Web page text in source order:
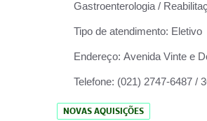
Gastroenterologia /
Tipo de atendimento: Eletivo
Endereço: Avenida Vinte e
Telefone: (021) 2747-6487 /
NOVAS AQUISIÇÕES